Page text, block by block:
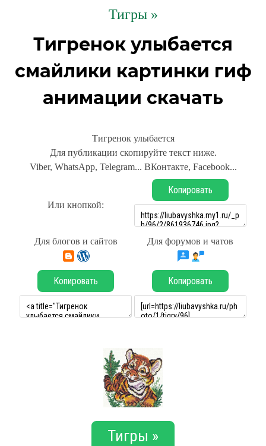
Тигры »
Тигренок улыбается
смайлики картинки гиф
анимации скачать
Тигренок улыбается
Для публикации скопируйте текст ниже.
Viber, WhatsApp, Telegram... ВКонтакте, Facebook...
Или кнопкой:
Копировать
Для блогов и сайтов Для форумов и чатов
Копировать Копировать
Тигры »